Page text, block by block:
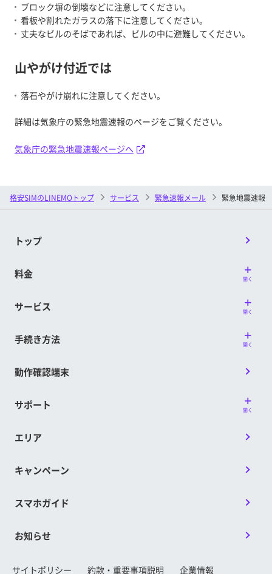
ブロック塀の倒壊などに注意してください。
看板や割れたガラスの落下に注意してください。
丈夫なビルのそばであれば、ビルの中に避難してください。
山やがけ付近では
落石やがけ崩れに注意してください。
詳細は気象庁の緊急地震速報のページをご覧ください。
気象庁の緊急地震速報ページへ
格安SIMのLINEMOトップ サービス 緊急速報メール 緊急地震速報
トップ
料金 開く
サービス 開く
手続き方法 開く
動作確認端末
サポート 開く
エリア
キャンペーン
スマホガイド
お知らせ
サイトポリシー 約款・重要事項説明 企業情報